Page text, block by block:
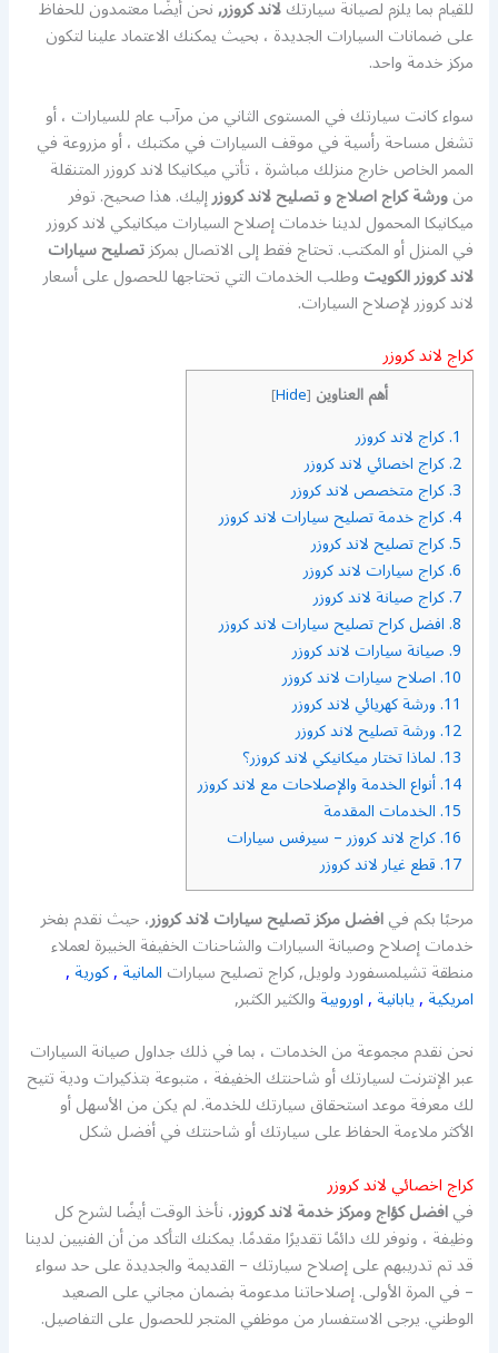
للقيام بما يلزم لصيانة سيارتكلاند كروزر,نحن أيضًا معتمدون للحفاظ
على ضمانات السيارات الجديدة ، بحيث يمكنك الاعتماد علينا لتكون
مركز خدمة واحد.
سواء كانت سيارتك في المستوى الثاني من مرآب عام للسيارات ، أو
تشغل مساحة رأسية في موقف السيارات في مكتبك ، أو مزروعة في
الممر الخاص خارج منزلك مباشرة ، تأتي ميكانيكا لاند كروزر المتنقلة
منورشة كراج اصلاج و تصليح لاند كروزرإليك. هذا صحيح. توفر
ميكانيكا المحمول لدينا خدمات إصلاح السيارات ميكانيكي لاند كروزر
في المنزل أو المكتب. تحتاج فقط إلى الاتصال بمركزتصليح سيارات
لاند كروزر الكويتوطلب الخدمات التي تحتاجها للحصول على أسعار
لاند كروزر لإصلاح السيارات.
كراج لاند كروزر
أهم العناوين [
Hide
]
1. كراج لاند كروزر
2. كراج اخصائي لاند كروزر
3. كراج متخصص لاند كروزر
4. كراج خدمة تصليح سيارات لاند كروزر
5. كراج تصليح لاند كروزر
6. كراج سيارات لاند كروزر
7. كراج صيانة لاند كروزر
8. افضل كراح تصليح سيارات لاند كروزر
9. صيانة سيارات لاند كروزر
10. اصلاح سيارات لاند كروزر
11. ورشة كهريائي لاند كروزر
12. ورشة تصليح لاند كروزر
13. لماذا تختار ميكانيكي لاند كروزر؟
14. أنواع الخدمة والإصلاحات مع لاند كروزر
15. الخدمات المقدمة
16. كراج لاند كروزر – سيرفس سيارات
17. قطع غيار لاند كروزر
مرحبًا بكم فيافضل مركز تصليح سيارات لاند كروزر، حيث نقدم بفخر
خدمات إصلاح وصيانة السيارات والشاحنات الخفيفة الخبيرة لعملاء
منطقة تشيلمسفورد ولويل, كراج تصليح سياراتالمانية,كورية,
امريكية,يابانية,اوروبيةوالكثير الكثبر,
نحن نقدم مجموعة من الخدمات ، بما في ذلك جداول صيانة السيارات
عبر الإنترنت لسيارتك أو شاحنتك الخفيفة ، متبوعة بتذكيرات ودية تتيح
لك معرفة موعد استحقاق سيارتك للخدمة. لم يكن من الأسهل أو
الأكثر ملاءمة الحفاظ على سيارتك أو شاحنتك في أفضل شكل
كراج اخصائي لاند كروزر
فيافضل كؤاج ومركز خدمة لاند كروزر، نأخذ الوقت أيضًا لشرح كل
وظيفة ، ونوفر لك دائمًا تقديرًا مقدمًا. يمكنك التأكد من أن الفنيين لدينا
قد تم تدريبهم على إصلاح سيارتك – القديمة والجديدة على حد سواء
– في المرة الأولى. إصلاحاتنا مدعومة بضمان مجاني على الصعيد
الوطني. يرجى الاستفسار من موظفي المتجر للحصول على التفاصيل.